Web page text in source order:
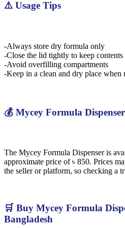
⚠️ Usage Tips
-Always store dry formula only
-Close the lid tightly to keep contents
-Avoid overfilling compartments
-Keep in a clean and dry place when
💰 Mycey Formula
The Mycey Formula Dispenser is
approximate price of ৳ 850. Prices
the seller or platform, so checking a
🛒 Buy Mycey Formula
Bangladesh